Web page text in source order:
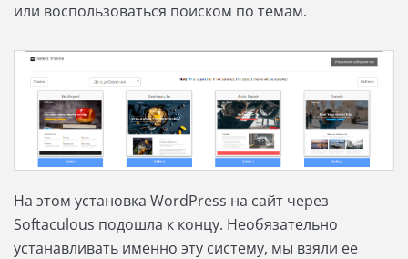
или воспользоваться поиском по темам.
На этом установка WordPress на сайт через
Softaculous подошла к концу. Необязательно
устанавливать именно эту систему, мы взяли ее